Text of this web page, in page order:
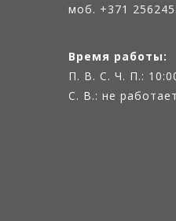
моб. +371
Время работы:
П. В. С. Ч. П.:
С. В.: не работает